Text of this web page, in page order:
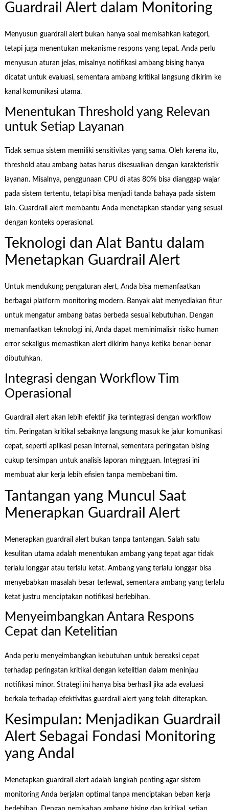
Guardrail Alert dalam Monitoring
Menyusun guardrail alert bukan hanya soal memisahkan kategori,
tetapi juga menentukan mekanisme respons yang tepat. Anda perlu
menyusun aturan jelas, misalnya notifikasi ambang bising hanya
dicatat untuk evaluasi, sementara ambang kritikal langsung dikirim ke
kanal komunikasi utama.
Menentukan Threshold yang Relevan
untuk Setiap Layanan
Tidak semua sistem memiliki sensitivitas yang sama. Oleh karena itu,
threshold atau ambang batas harus disesuaikan dengan karakteristik
layanan. Misalnya, penggunaan CPU di atas 80% bisa dianggap wajar
pada sistem tertentu, tetapi bisa menjadi tanda bahaya pada sistem
lain. Guardrail alert membantu Anda menetapkan standar yang sesuai
dengan konteks operasional.
Teknologi dan Alat Bantu dalam
Menetapkan Guardrail Alert
Untuk mendukung pengaturan alert, Anda bisa memanfaatkan
berbagai platform monitoring modern. Banyak alat menyediakan fitur
untuk mengatur ambang batas berbeda sesuai kebutuhan. Dengan
memanfaatkan teknologi ini, Anda dapat meminimalisir risiko human
error sekaligus memastikan alert dikirim hanya ketika benar-benar
dibutuhkan.
Integrasi dengan Workflow Tim
Operasional
Guardrail alert akan lebih efektif jika terintegrasi dengan workflow
tim. Peringatan kritikal sebaiknya langsung masuk ke jalur komunikasi
cepat, seperti aplikasi pesan internal, sementara peringatan bising
cukup tersimpan untuk analisis laporan mingguan. Integrasi ini
membuat alur kerja lebih efisien tanpa membebani tim.
Tantangan yang Muncul Saat
Menerapkan Guardrail Alert
Menerapkan guardrail alert bukan tanpa tantangan. Salah satu
kesulitan utama adalah menentukan ambang yang tepat agar tidak
terlalu longgar atau terlalu ketat. Ambang yang terlalu longgar bisa
menyebabkan masalah besar terlewat, sementara ambang yang terlalu
ketat justru menciptakan notifikasi berlebihan.
Menyeimbangkan Antara Respons
Cepat dan Ketelitian
Anda perlu menyeimbangkan kebutuhan untuk bereaksi cepat
terhadap peringatan kritikal dengan ketelitian dalam meninjau
notifikasi minor. Strategi ini hanya bisa berhasil jika ada evaluasi
berkala terhadap efektivitas guardrail alert yang telah diterapkan.
Kesimpulan: Menjadikan Guardrail
Alert Sebagai Fondasi Monitoring
yang Andal
Menetapkan guardrail alert adalah langkah penting agar sistem
monitoring Anda berjalan optimal tanpa menciptakan beban kerja